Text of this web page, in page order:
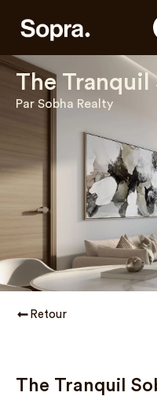
The Tranquil
Par Sobha Realty
Retour
The Tranquil